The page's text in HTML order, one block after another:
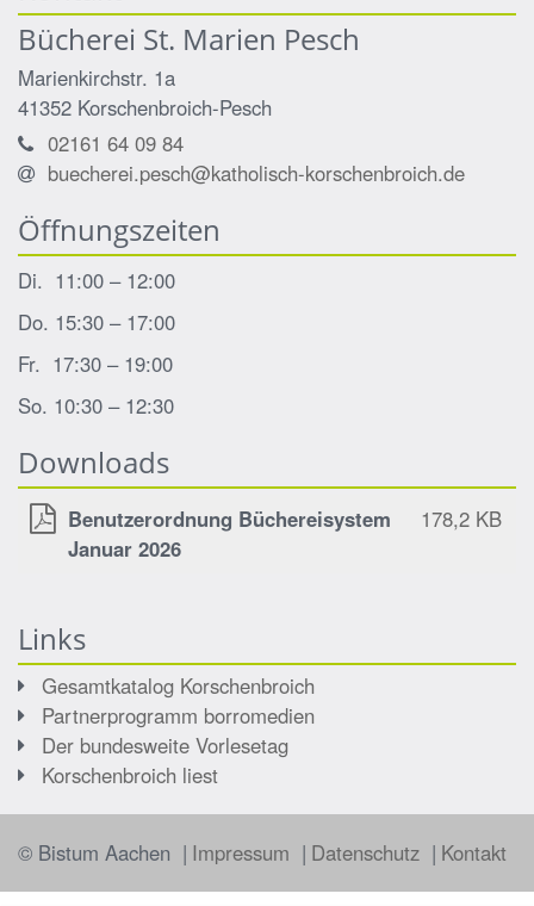
Bücherei St. Marien Pesch
Marienkirchstr. 1a
41352 Korschenbroich-Pesch
02161 64 09 84
buecherei.pesch@katholisch-korschenbroich.de
Öffnungszeiten
Di. 11:00 – 12:00
Do. 15:30 – 17:00
Fr. 17:30 – 19:00
So. 10:30 – 12:30
Downloads
Benutzerordnung Büchereisystem
Januar 2026
178,2 KB
Links
Gesamtkatalog Korschenbroich
Partnerprogramm borromedien
Der bundesweite Vorlesetag
Korschenbroich liest
© Bistum Aachen Impressum Datenschutz Kontakt